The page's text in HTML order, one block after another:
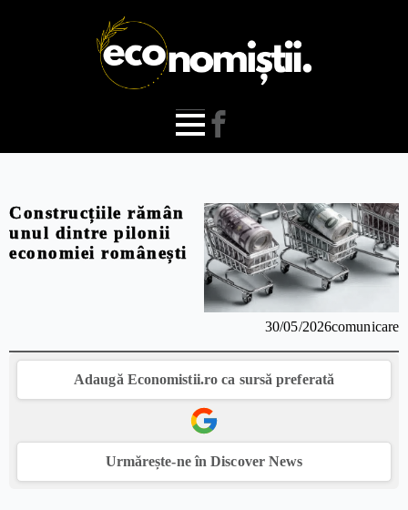
Construcțiile rămân
unul dintre pilonii
economiei românești
30/05/2026comunicare
Adaugă Economistii.ro ca sursă preferată
Urmărește-ne în Discover News